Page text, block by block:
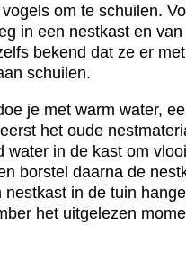
om te schuilen.
in een nestkast en van
bekend dat ze er
schuilen.
je met warm water,
het oude
water in de kast om
borstel daarna de
nestkast in de tuin
het uitgelezen